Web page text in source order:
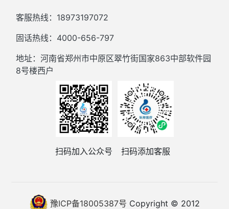
客服热线：18973197072
固话热线：4000-656-797
地址：河南省郑州市中原区翠竹街国家863中部软件园
8号楼西户
扫码加入公众号 扫码添加客服
豫ICP备18005387号 Copyright © 2012